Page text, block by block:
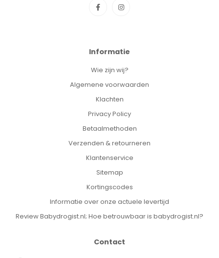
Informatie
Wie zijn wij?
Algemene voorwaarden
Klachten
Privacy Policy
Betaalmethoden
Verzenden & retourneren
Klantenservice
Sitemap
Kortingscodes
Informatie over onze actuele levertijd
Review Babydrogist.nl; Hoe betrouwbaar is babydrogist.nl?
Contact